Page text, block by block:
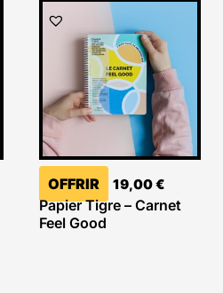
OFFRIR 19,00€
Papier Tigre – Carnet
Feel Good